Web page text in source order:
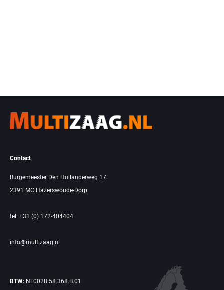
Contact
Burgemeester Den Hollanderweg 17
2391 MC Hazerswoude-Dorp
tel: +31 (0) 172-404404
info@multizaag.nl
BTW: NL0028.58.368.B.01